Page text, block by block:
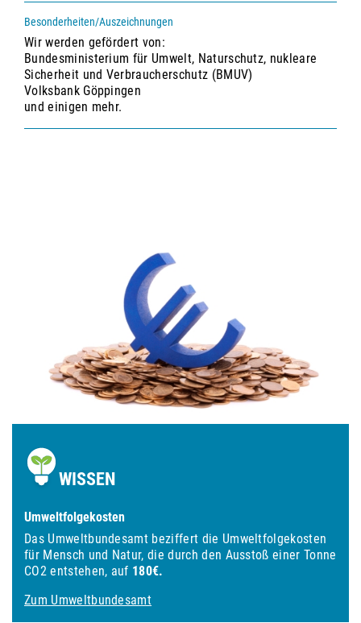
Besonderheiten/Auszeichnungen
Wir werden gefördert von:
Bundesministerium für Umwelt, Naturschutz, nukleare
Sicherheit und Verbraucherschutz (BMUV)
Volksbank Göppingen
und einigen mehr.
WISSEN
Umweltfolgekosten
Das Umweltbundesamt beziffert die Umweltfolgekosten
für Mensch und Natur, die durch den Ausstoß einer Tonne
CO2 entstehen, auf 180€.
Zum Umweltbundesamt